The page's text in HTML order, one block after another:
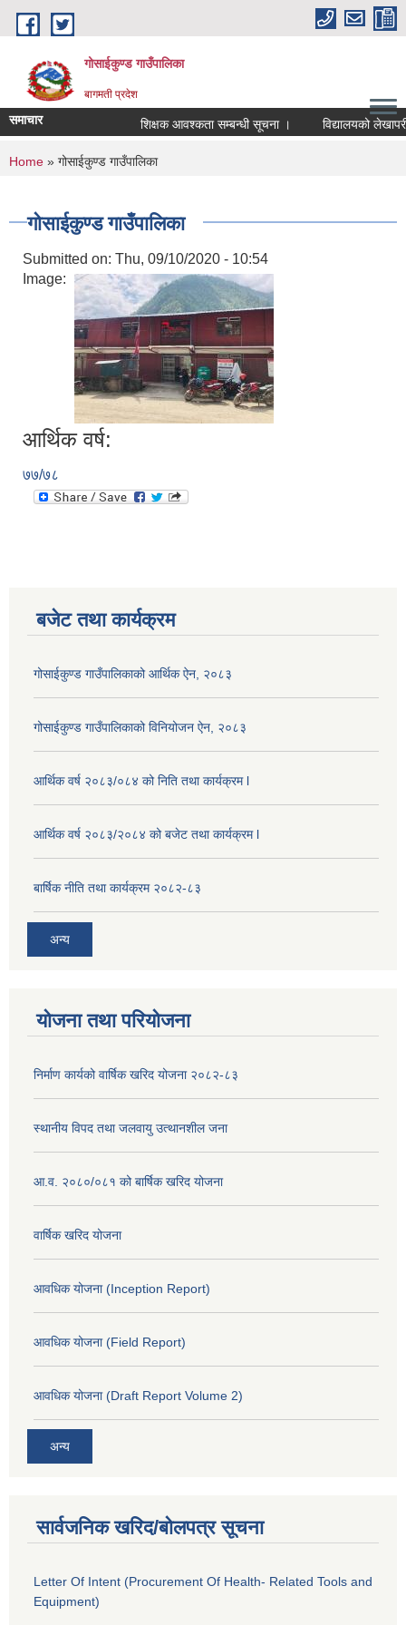
Skip to main content
गोसाईकुण्ड गाउँपालिका
बागमती प्रदेश
समाचार शिक्षक आवश्कता सम्बन्धी सूचना । विद्यालयको
You are here
Home » गोसाईकुण्ड गाउँपालिका
गोसाईकुण्ड गाउँपालिका
Submitted on: Thu, 09/10/2020 - 10:54
Image:
आर्थिक वर्ष:
७७/७८
बजेट तथा कार्यक्रम
गोसाईकुण्ड गाउँपालिकाको आर्थिक ऐन, २०८३
गोसाईकुण्ड गाउँपालिकाको विनियोजन ऐन, २०८३
आर्थिक वर्ष २०८३/०८४ को निति तथा कार्यक्रम l
आर्थिक वर्ष २०८३/२०८४ को बजेट तथा कार्यक्रम l
बार्षिक नीति तथा कार्यक्रम २०८२-८३
अन्य
योजना तथा परियोजना
निर्माण कार्यको वार्षिक खरिद योजना २०८२-८३
स्थानीय विपद तथा जलवायु उत्थानशील जना
आ.व. २०८०/०८१ को बार्षिक खरिद योजना
वार्षिक खरिद योजना
आवधिक योजना (Inception Report)
आवधिक योजना (Field Report)
आवधिक योजना (Draft Report Volume 2)
अन्य
सार्वजनिक खरिद/बोलपत्र सूचना
Letter Of Intent (Procurement Of Health- Related Tools and
Equipment)